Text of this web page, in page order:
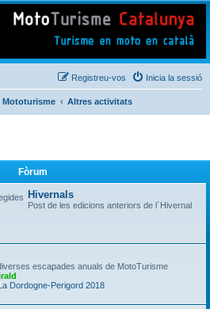
Inicia la sessió
Registreu-vos
Mototurisme Altres activitats
Fòrum
Hivernals
Post de les edicions anteriors de l´Hivernal
escapades anuals de MotoTurisme
Dordogne-Perigord 2018